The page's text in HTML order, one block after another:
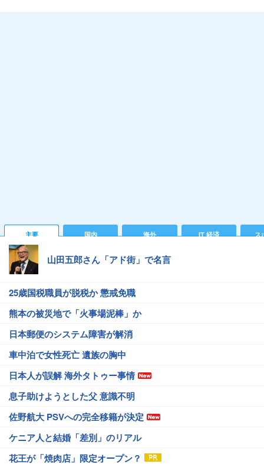
主要 国内 海外 IT 経済 ス
山田五郎さん「アド街」で名言
25歳国税職員が脱税か 懲戒免職
熊本の被災地で「火事場泥棒」か
日本郵便のシステム障害が解消
車中泊で女性死亡 遺族の胸中
日本人が誤解 海外タトゥー事情
息子助けようとした父 意識不明
佐野航大 PSVへの完全移籍が決定
ケニア人と結婚「差別」のリアル
花王が「焼肉店」限定オープン？